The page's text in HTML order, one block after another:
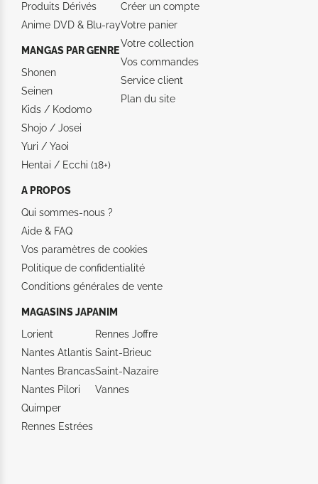
Produits Dérivés
Anime DVD & Blu‑ray
MANGAS PAR GENRE
Shonen
Seinen
Kids / Kodomo
Shojo / Josei
Yuri / Yaoi
Hentai / Ecchi (18+)
Créer un compte
Votre panier
Votre collection
Vos commandes
Service client
Plan du site
A PROPOS
Qui sommes-nous ?
Aide & FAQ
Vos paramètres de cookies
Politique de confidentialité
Conditions générales de vente
MAGASINS JAPANIM
Lorient
Nantes Atlantis
Nantes Brancas
Nantes Pilori
Quimper
Rennes Estrées
Rennes Joffre
Saint-Brieuc
Saint-Nazaire
Vannes